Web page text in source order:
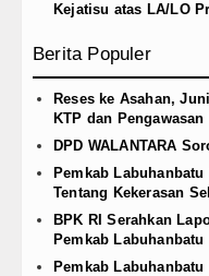
Kejatisu atas LA/LO
Berita Populer
Reses ke Asahan,
KTP dan Pengawasan
DPD WALANTARA
Pemkab
Tentang Kekerasan
BPK RI Serahkan
Pemkab Labuhanbatu
Pemkab